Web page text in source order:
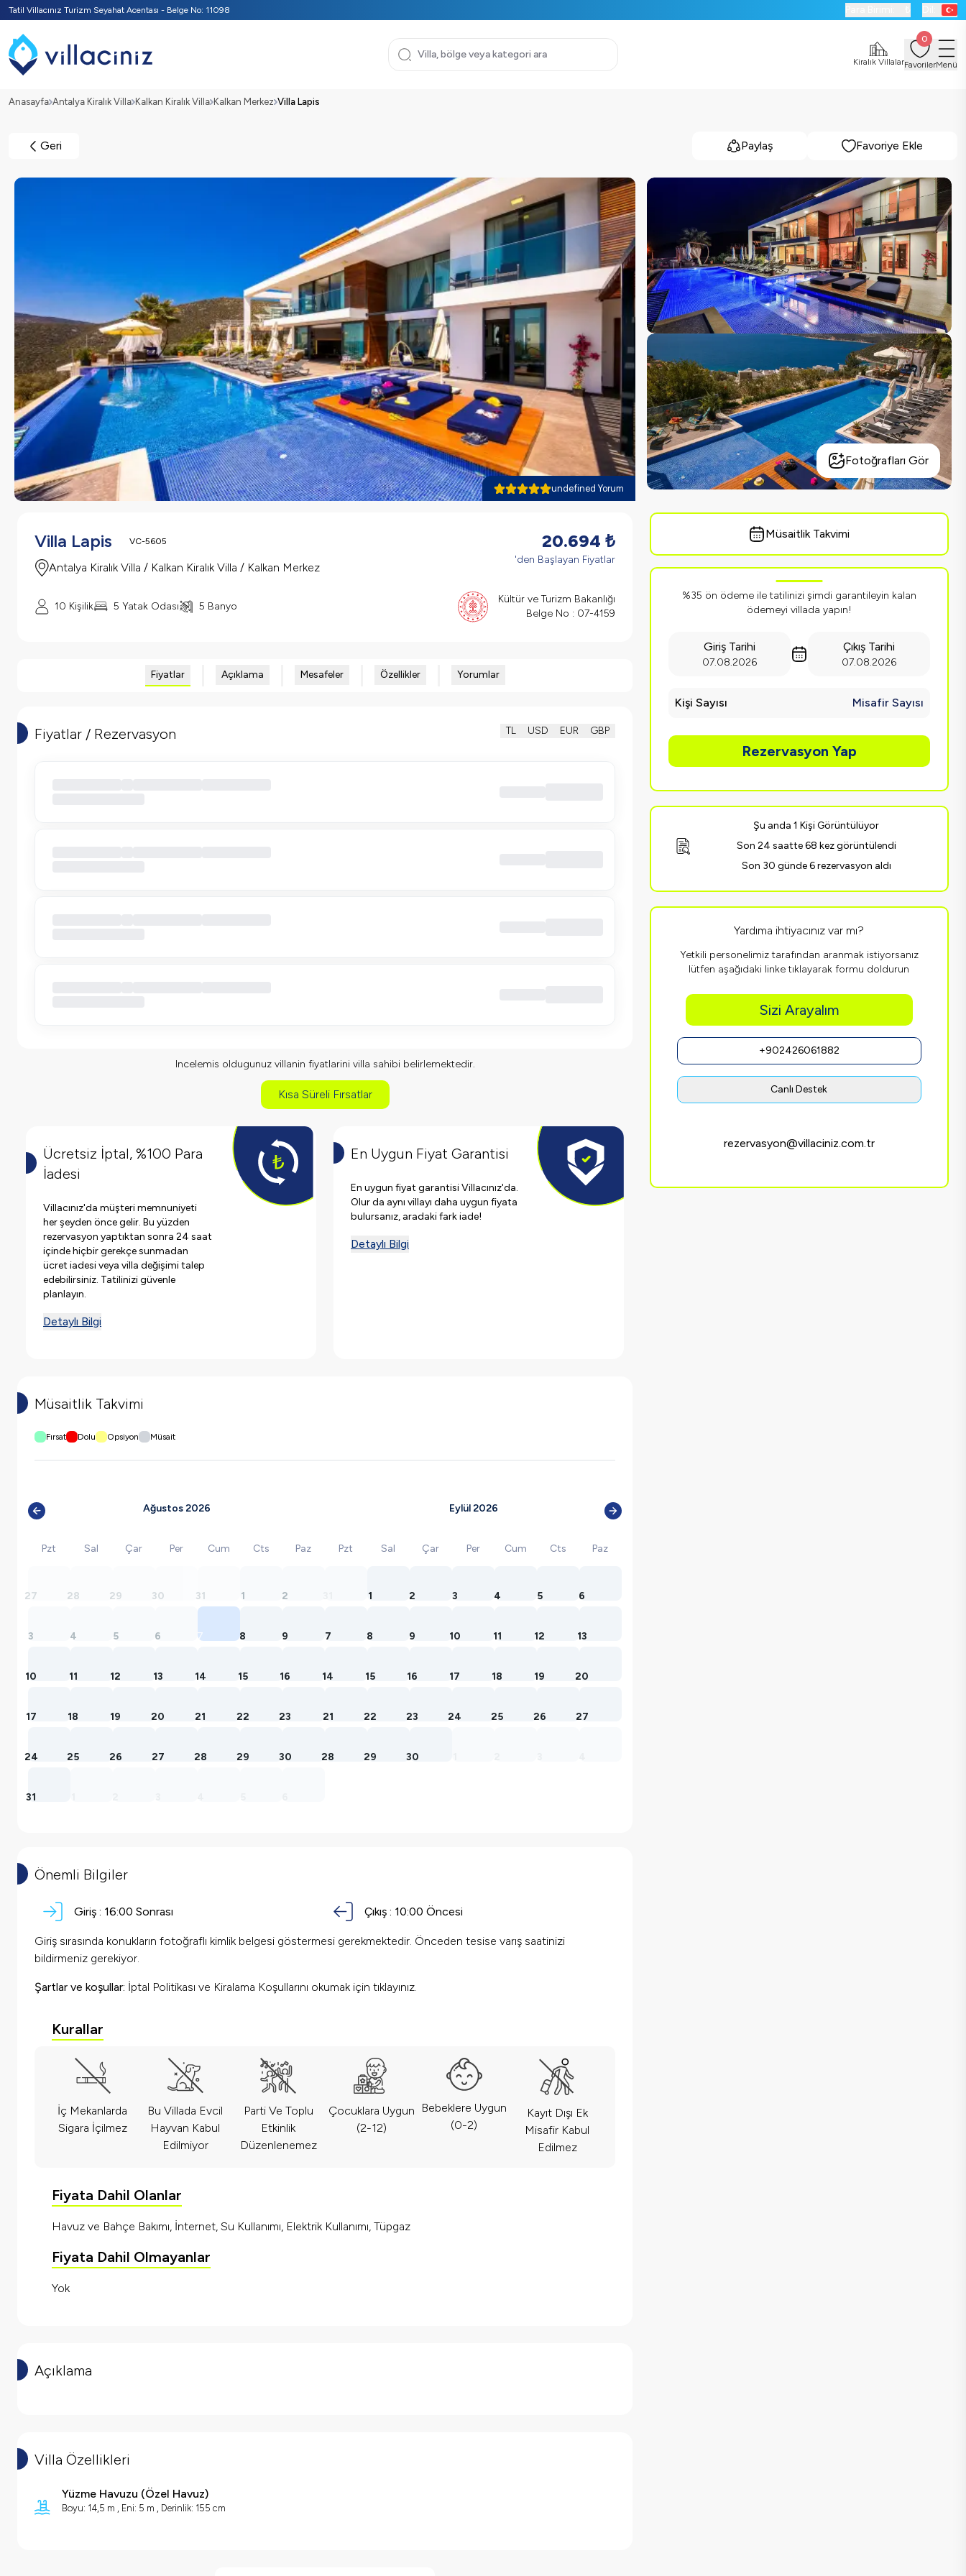
Tatil Villacınız Turizm Seyahat Acentası - Belge No: 11098
Kiralık Villalar
0
FavorilerMenü
Anasayfa Antalya Kiralık Villa Kalkan Kiralık Villa Kalkan Merkez Villa Lapis
Geri Paylaş Favoriye Ekle
undefined Yorum
Fotoğrafları Gör
Villa Lapis VC-5605
Antalya Kiralık Villa / Kalkan Kiralık Villa / Kalkan Merkez
20.694 ₺
'den Başlayan Fiyatlar
10 Kişilik 5 Yatak Odası 5 Banyo
Kültür ve Turizm Bakanlığı
Belge No : 07-4159
Fiyatlar Açıklama Mesafeler Özellikler Yorumlar
Fiyatlar / Rezervasyon TL USD EUR GBP
Incelemis oldugunuz villanin fiyatlarini villa sahibi belirlemektedir.
Kısa Süreli Fırsatlar
Ücretsiz İptal, %100 Para
İadesi
Villacınız'da müşteri memnuniyeti
her şeyden önce gelir. Bu yüzden
rezervasyon yaptıktan sonra 24 saat
içinde hiçbir gerekçe sunmadan
ücret iadesi veya villa değişimi talep
edebilirsiniz. Tatilinizi güvenle
planlayın.
Detaylı Bilgi
En Uygun Fiyat Garantisi
En uygun fiyat garantisi Villacınız'da.
Olur da aynı villayı daha uygun fiyata
bulursanız, aradaki fark iade!
Detaylı Bilgi
Müsaitlik Takvimi
Fırsat Dolu Opsiyon Müsait
Ağustos 2026
Pzt Sal Çar Per Cum Cts Paz
27 28 29 30 31 1 2
3 4 5 6 7 8 9
10 11 12 13 14 15 16
17 18 19 20 21 22 23
24 25 26 27 28 29 30
31
Eylül 2026
Pzt Sal Çar Per Cum Cts Paz
1 2 3 4 5 6
7 8 9 10 11 12 13
14 15 16 17 18 19 20
21 22 23 24 25 26 27
28 29 30
Önemli Bilgiler
Giriş : 16:00 Sonrası Çıkış : 10:00 Öncesi
Giriş sırasında konukların fotoğraflı kimlik belgesi göstermesi gerekmektedir. Önceden tesise varış saatinizi
bildirmeniz gerekiyor.
Şartlar ve koşullar: İptal Politikası ve Kiralama Koşullarını okumak için tıklayınız.
Kurallar
İç Mekanlarda
Sigara İçilmez
Bu Villada Evcil
Hayvan Kabul
Edilmiyor
Parti Ve Toplu
Etkinlik
Düzenlenemez
Çocuklara Uygun
(2-12)
Bebeklere Uygun
(0-2)
Kayıt Dışı Ek
Misafir Kabul
Edilmez
Fiyata Dahil Olanlar
Havuz ve Bahçe Bakımı, İnternet, Su Kullanımı, Elektrik Kullanımı, Tüpgaz
Fiyata Dahil Olmayanlar
Yok
Açıklama
Villa Özellikleri
Yüzme Havuzu (Özel Havuz)
Boyu: 14,5 m , Eni: 5 m , Derinlik: 155 cm
Müsaitlik Takvimi
%35 ön ödeme ile tatilinizi şimdi garantileyin kalan
ödemeyi villada yapın!
Giriş Tarihi
07.08.2026
Çıkış Tarihi
07.08.2026
Kişi Sayısı Misafir Sayısı
Rezervasyon Yap
Şu anda 1 Kişi Görüntülüyor
Son 24 saatte 68 kez görüntülendi
Son 30 günde 6 rezervasyon aldı
Yardıma ihtiyacınız var mı?
Yetkili personelimiz tarafından aranmak istiyorsanız
lütfen aşağıdaki linke tıklayarak formu doldurun
Sizi Arayalım
+902426061882
Canlı Destek
rezervasyon@villaciniz.com.tr